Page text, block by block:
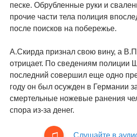
песке. Обрубленные руки и
прочие части тела полиция
после поисков на побережье.
А.Скирда признал свою вину, а
отрицает. По сведениям полиции
последний совершил еще одно
году он был осужден в Германии
смертельные ножевые ранения
спора из-за денег.
Слушайте в